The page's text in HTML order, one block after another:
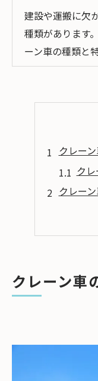
建設や運搬に欠
種類があります
ーン車の種類と
クレー
ク
クレー
種
種類④
種
クレーン車